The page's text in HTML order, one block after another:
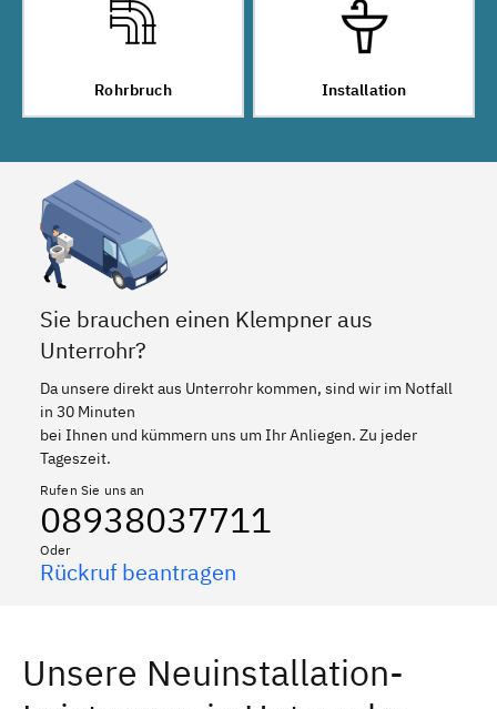
Rohrbruch Installation
Sie brauchen einen Klempner aus
Unterrohr?
Da unsere direkt aus Unterrohr kommen, sind wir im Notfall
in 30 Minuten
bei Ihnen und kümmern uns um Ihr Anliegen. Zu jeder
Tageszeit.
Rufen Sie uns an
08938037711
Oder
Rückruf beantragen
Unsere Neuinstallation-